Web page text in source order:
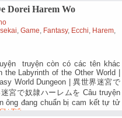
Dorei Harem Wo
,Game Fantasy, Ecchi Harem
truyện còn có các tên khác
the Labyrinth of the Other World |
World Dungeon | 異世界迷宮で
宮で奴隷ハーレムを Câu truyện
ông đang chuẩn bị cam kết tự tử
Chi Tiết.